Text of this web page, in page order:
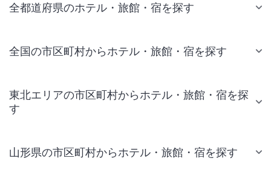
全都道府県のホテル・旅館・宿を探す
全国の市区町村からホテル・旅館・宿を探す
東北エリアの市区町村からホテル・旅館・宿を探
す
山形県の市区町村からホテル・旅館・宿を探す